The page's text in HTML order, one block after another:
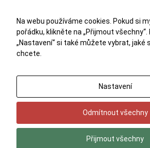
zřizovanou Moravskoslezským krajem.
© 2026Střední škola stavební a dřevozpracující,
Na webu používáme cookies. Pokud si
pořádku, klikněte na „Přijmout všechny“.
„Nastavení“ si také můžete vybrat, jaké
chcete.
Nastavení
Odmítnout všechny
Přijmout všechny
Potřebujete poradit?
asistentaChettyho.